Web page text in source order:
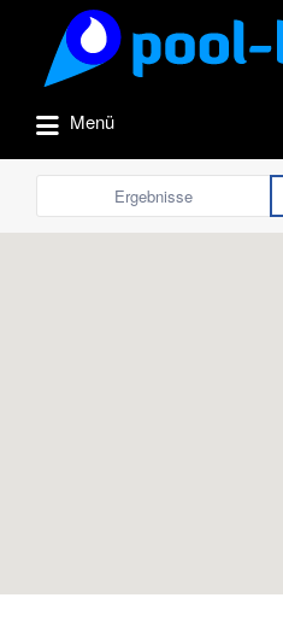
Suchen
nach:
Menü
Ergebnisse